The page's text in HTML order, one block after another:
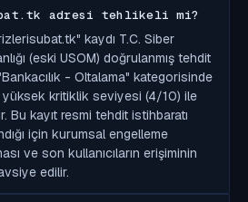
adresi tehlikeli mi?
kaydı T.C. Siber
(eski USOM) doğrulanmış tehdit
- Oltalama" kategorisinde
kritiklik seviyesi (4/10) ile
Bu kayıt resmi tehdit istihbaratı
için kurumsal engelleme
ve son kullanıcıların erişiminin
edilir.